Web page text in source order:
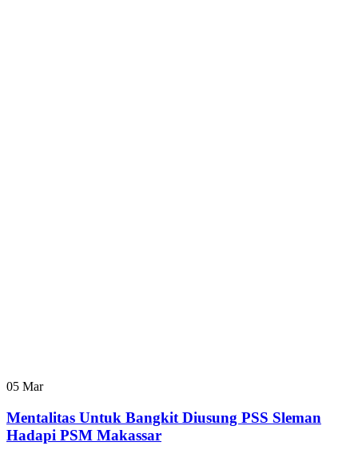
05 Mar
Mentalitas Untuk Bangkit Diusung PSS Sleman
Hadapi PSM Makassar